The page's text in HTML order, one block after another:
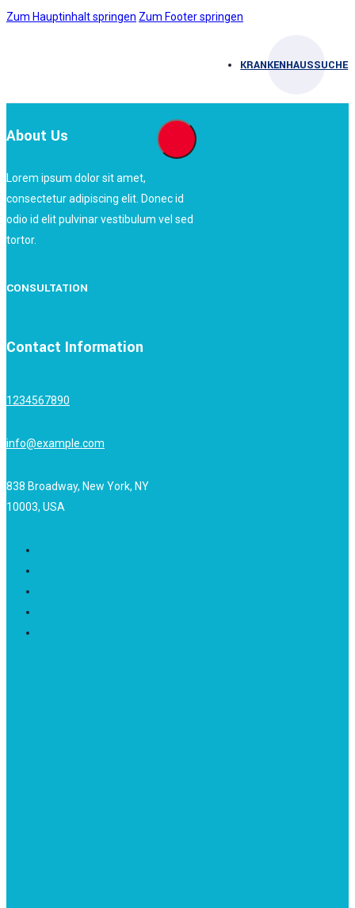
Zum Hauptinhalt springen Zum Footer springen
KRANKENHAUSSUCHE
About Us
Lorem ipsum dolor sit amet,
consectetur adipiscing elit. Donec id
odio id elit pulvinar vestibulum vel sed
tortor.
CONSULTATION
Contact Information
1234567890
info@example.com
838 Broadway, New York, NY
10003, USA